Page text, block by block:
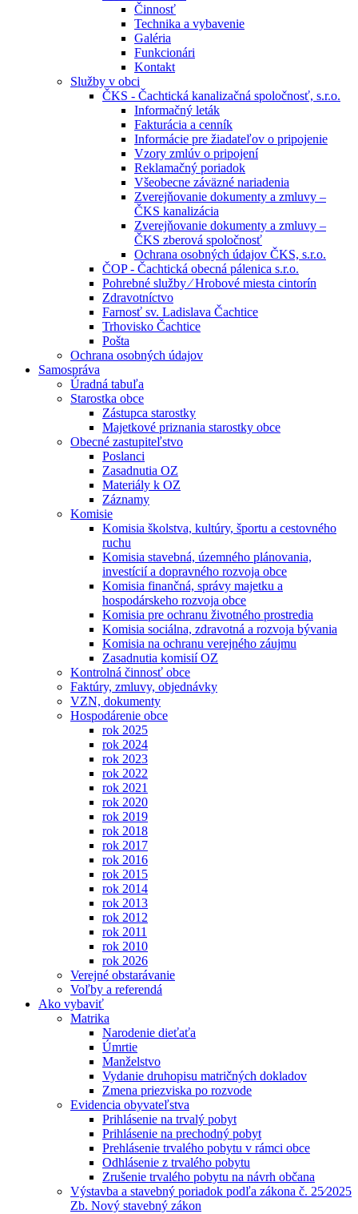
Činnosť
Technika a vybavenie
Galéria
Funkcionári
Kontakt
Služby v obci
ČKS - Čachtická kanalizačná spoločnosť, s.r.o.
Informačný leták
Fakturácia a cenník
Informácie pre žiadateľov o pripojenie
Vzory zmlúv o pripojení
Reklamačný poriadok
Všeobecne záväzné nariadenia
Zverejňovanie dokumenty a zmluvy –
ČKS kanalizácia
Zverejňovanie dokumenty a zmluvy –
ČKS zberová spoločnosť
Ochrana osobných údajov ČKS, s.r.o.
ČOP - Čachtická obecná pálenica s.r.o.
Pohrebné služby ⁄ Hrobové miesta cintorín
Zdravotníctvo
Farnosť sv. Ladislava Čachtice
Trhovisko Čachtice
Pošta
Ochrana osobných údajov
Samospráva
Úradná tabuľa
Starostka obce
Zástupca starostky
Majetkové priznania starostky obce
Obecné zastupiteľstvo
Poslanci
Zasadnutia OZ
Materiály k OZ
Záznamy
Komisie
Komisia školstva, kultúry, športu a cestovného
ruchu
Komisia stavebná, územného plánovania,
investícií a dopravného rozvoja obce
Komisia finančná, správy majetku a
hospodárskeho rozvoja obce
Komisia pre ochranu životného prostredia
Komisia sociálna, zdravotná a rozvoja bývania
Komisia na ochranu verejného záujmu
Zasadnutia komisií OZ
Kontrolná činnosť obce
Faktúry, zmluvy, objednávky
VZN, dokumenty
Hospodárenie obce
rok 2025
rok 2024
rok 2023
rok 2022
rok 2021
rok 2020
rok 2019
rok 2018
rok 2017
rok 2016
rok 2015
rok 2014
rok 2013
rok 2012
rok 2011
rok 2010
rok 2026
Verejné obstarávanie
Voľby a referendá
Ako vybaviť
Matrika
Narodenie dieťaťa
Úmrtie
Manželstvo
Vydanie druhopisu matričných dokladov
Zmena priezviska po rozvode
Evidencia obyvateľstva
Prihlásenie na trvalý pobyt
Prihlásenie na prechodný pobyt
Prehlásenie trvalého pobytu v rámci obce
Odhlásenie z trvalého pobytu
Zrušenie trvalého pobytu na návrh občana
Výstavba a stavebný poriadok podľa zákona č. 25⁄2025
Zb. Nový stavebný zákon